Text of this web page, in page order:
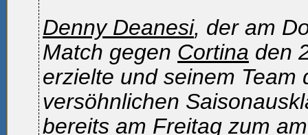
Denny Deanesi, der am
Match gegen Cortina den
erzielte und seinem Team
versöhnlichen
bereits am Freitag zum